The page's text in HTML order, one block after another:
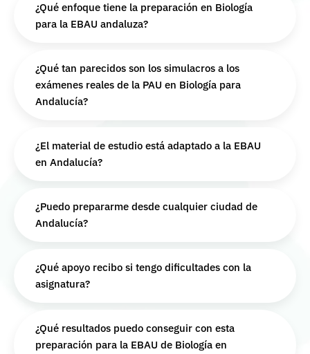
¿Qué enfoque tiene la preparación en Biología
para la EBAU andaluza?
¿Qué tan parecidos son los simulacros a los
exámenes reales de la PAU en Biología para
Andalucía?
¿El material de estudio está adaptado a la EBAU
en Andalucía?
¿Puedo prepararme desde cualquier ciudad de
Andalucía?
¿Qué apoyo recibo si tengo dificultades con la
asignatura?
¿Qué resultados puedo conseguir con esta
preparación para la EBAU de Biología en